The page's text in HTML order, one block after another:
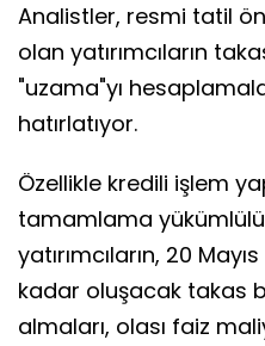
Analistler, resmi tatil
olan yatırımcıların
"uzama"yı
hatırlatıyor.
Özellikle kredili işlem
tamamlama
yatırımcıların, 20
kadar oluşacak takas
almaları, olası faiz